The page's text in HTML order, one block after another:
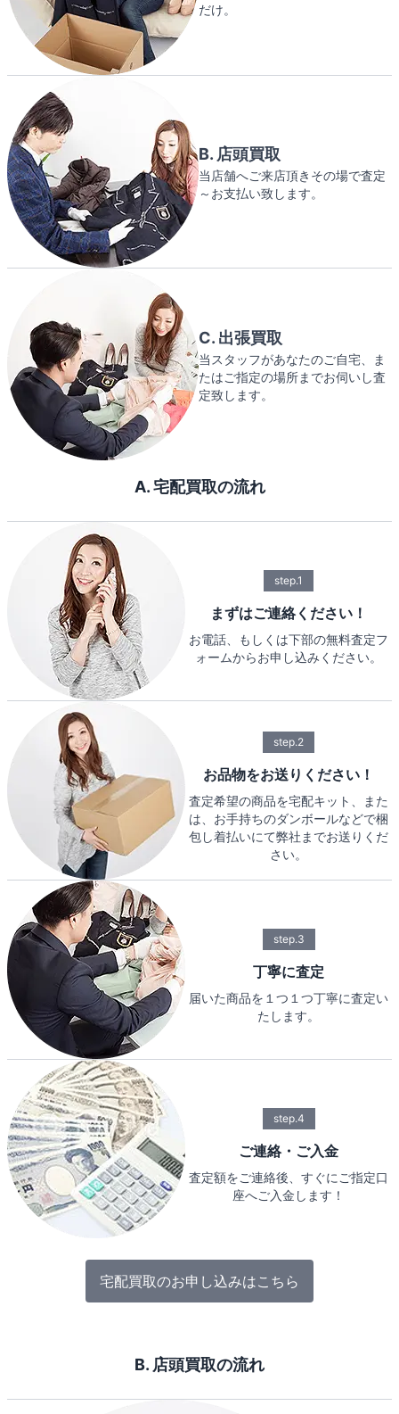
だけ。
B. 店頭買取
当店舗へご来店頂きその場で査定
～お支払い致します。
C. 出張買取
当スタッフがあなたのご自宅、ま
たはご指定の場所までお伺いし査
定致します。
A. 宅配買取の流れ
step.1
まずはご連絡ください！
お電話、もしくは下部の無料査定フ
ォームからお申し込みください。
step.2
お品物をお送りください！
査定希望の商品を宅配キット、また
は、お手持ちのダンボールなどで梱
包し着払いにて弊社までお送りくだ
さい。
step.3
丁寧に査定
届いた商品を１つ１つ丁寧に査定い
たします。
step.4
ご連絡・ご入金
査定額をご連絡後、すぐにご指定口
座へご入金します！
宅配買取のお申し込みはこちら
B. 店頭買取の流れ